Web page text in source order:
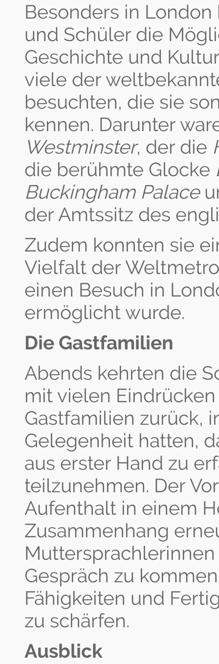
Besonders in
und Schüler die
Geschichte und
viele der
besuchten, die sie
kennen. Darunter
Westminster, der die
die berühmte Glocke
Buckingham Palace
der Amtssitz des
Zudem konnten sie
Vielfalt der
einen Besuch in
ermöglicht wurde.
Die Gastfamilien
Abends kehrten die
mit vielen
Gastfamilien zurück,
Gelegenheit hatten,
aus erster Hand zu
teilzunehmen. Der
Aufenthalt in einem
Zusammenhang
Gespräch zu
Fähigkeiten und
zu schärfen.
Ausblick